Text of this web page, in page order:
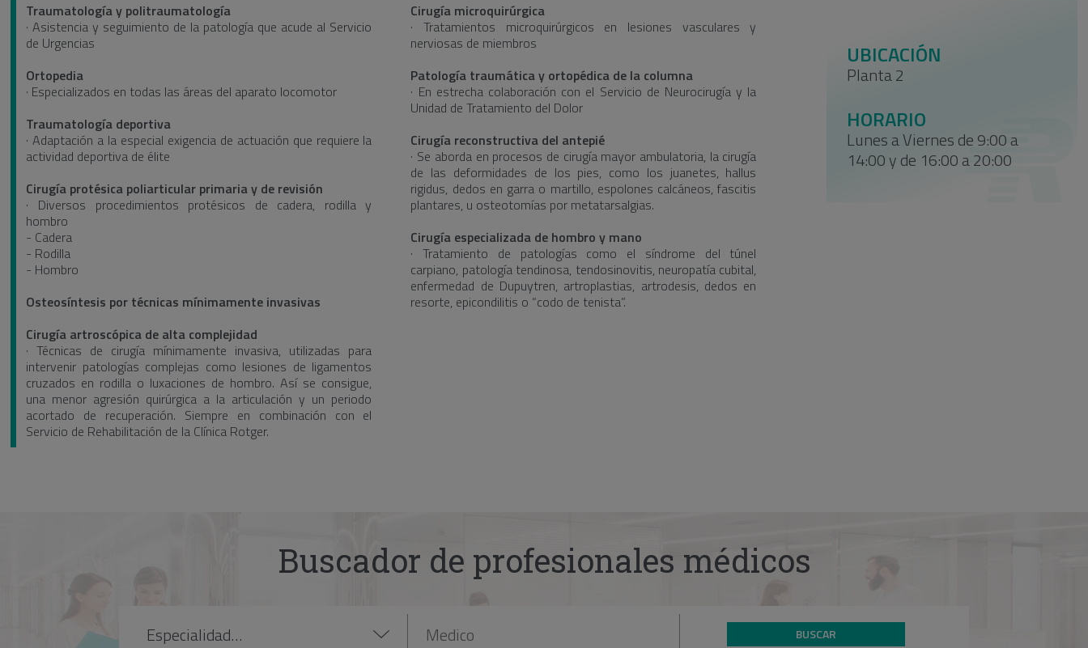
Traumatología y politraumatología
· Asistencia y seguimiento de la patología que acude al Servicio
de Urgencias
Ortopedia
· Especializados en todas las áreas del aparato locomotor
Traumatología deportiva
· Adaptación a la especial exigencia de actuación que requiere la
actividad deportiva de élite
Cirugía protésica poliarticular primaria y de revisión
· Diversos procedimientos protésicos de cadera, rodilla y
hombro
- Cadera
- Rodilla
- Hombro
Osteosíntesis por técnicas mínimamente invasivas
Cirugía artroscópica de alta complejidad
· Técnicas de cirugía mínimamente invasiva, utilizadas para
intervenir patologías complejas como lesiones de ligamentos
cruzados en rodilla o luxaciones de hombro. Así se consigue,
una menor agresión quirúrgica a la articulación y un periodo
acortado de recuperación. Siempre en combinación con el
Servicio de Rehabilitación de la Clínica Rotger.
Cirugía microquirúrgica
· Tratamientos microquirúrgicos en lesiones vasculares y
nerviosas de miembros
Patología traumática y ortopédica de la columna
· En estrecha colaboración con el Servicio de Neurocirugía y la
Unidad de Tratamiento del Dolor
Cirugía reconstructiva del antepié
· Se aborda en procesos de cirugía mayor ambulatoria, la cirugía
de las deformidades de los pies, como los juanetes, hallus
rigidus, dedos en garra o martillo, espolones calcáneos, fascitis
plantares, u osteotomías por metatarsalgias.
Cirugía especializada de hombro y mano
· Tratamiento de patologías como el síndrome del túnel
carpiano, patología tendinosa, tendosinovitis, neuropatía cubital,
enfermedad de Dupuytren, artroplastias, artrodesis, dedos en
resorte, epicondilitis o “codo de tenista”.
UBICACIÓN
Planta 2
HORARIO
Lunes a Viernes de 9:00 a
14:00 y de 16:00 a 20:00
Buscador de profesionales médicos
BUSCAR